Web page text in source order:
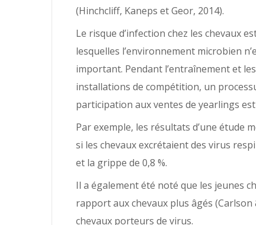
(Hinchcliff, Kaneps et Geor, 2014).
Le risque d’infection chez les chevaux
lesquelles l’environnement microbien
important. Pendant l’entraînement et
installations de compétition, un
participation aux ventes de yearlings
Par exemple, les résultats d’une étude
si les chevaux excrétaient des virus
et la grippe de 0,8 %.
Il a également été noté que les jeunes
rapport aux chevaux plus âgés
chevaux porteurs de virus.